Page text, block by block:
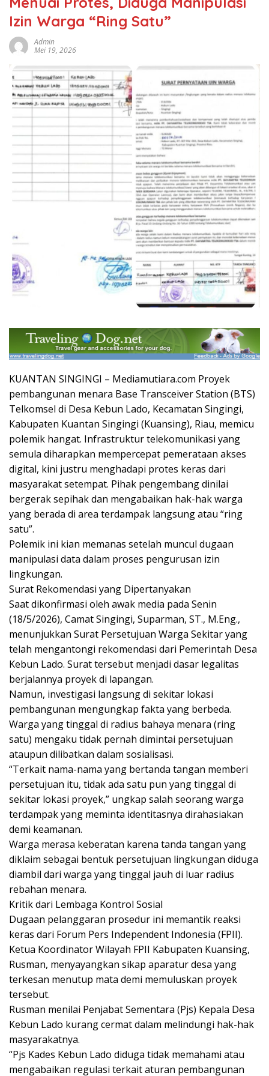
Izin Warga “Ring Satu”
Admin
Mei 19, 2026
KUANTAN SINGINGI – Mediamutiara.com Proyek
pembangunan menara Base Transceiver Station (BTS)
Telkomsel di Desa Kebun Lado, Kecamatan Singingi,
Kabupaten Kuantan Singingi (Kuansing), Riau, memicu
polemik hangat. Infrastruktur telekomunikasi yang
semula diharapkan mempercepat pemerataan akses
digital, kini justru menghadapi protes keras dari
masyarakat setempat. Pihak pengembang dinilai
bergerak sepihak dan mengabaikan hak-hak warga
yang berada di area terdampak langsung atau “ring
satu”.
Polemik ini kian memanas setelah muncul dugaan
manipulasi data dalam proses pengurusan izin
lingkungan.
Surat Rekomendasi yang Dipertanyakan
Saat dikonfirmasi oleh awak media pada Senin
(18/5/2026), Camat Singingi, Suparman, ST., M.Eng.,
menunjukkan Surat Persetujuan Warga Sekitar yang
telah mengantongi rekomendasi dari Pemerintah Desa
Kebun Lado. Surat tersebut menjadi dasar legalitas
berjalannya proyek di lapangan.
Namun, investigasi langsung di sekitar lokasi
pembangunan mengungkap fakta yang berbeda.
Warga yang tinggal di radius bahaya menara (ring
satu) mengaku tidak pernah dimintai persetujuan
ataupun dilibatkan dalam sosialisasi.
“Terkait nama-nama yang bertanda tangan memberi
persetujuan itu, tidak ada satu pun yang tinggal di
sekitar lokasi proyek,” ungkap salah seorang warga
terdampak yang meminta identitasnya dirahasiakan
demi keamanan.
Warga merasa keberatan karena tanda tangan yang
diklaim sebagai bentuk persetujuan lingkungan diduga
diambil dari warga yang tinggal jauh di luar radius
rebahan menara.
Kritik dari Lembaga Kontrol Sosial
Dugaan pelanggaran prosedur ini memantik reaksi
keras dari Forum Pers Independent Indonesia (FPII).
Ketua Koordinator Wilayah FPII Kabupaten Kuansing,
Rusman, menyayangkan sikap aparatur desa yang
terkesan menutup mata demi memuluskan proyek
tersebut.
Rusman menilai Penjabat Sementara (Pjs) Kepala Desa
Kebun Lado kurang cermat dalam melindungi hak-hak
masyarakatnya.
“Pjs Kades Kebun Lado diduga tidak memahami atau
mengabaikan regulasi terkait aturan pembangunan